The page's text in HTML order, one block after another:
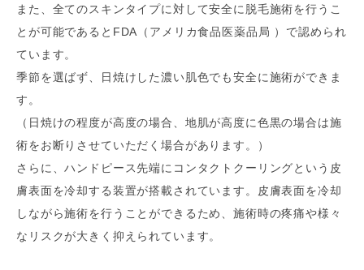
また、全てのスキンタイプに対して安全に脱毛施術を行うこ
とが可能であるとFDA（アメリカ食品医薬品局 ）で認められ
ています。
季節を選ばず、日焼けした濃い肌色でも安全に施術ができま
す。
（日焼けの程度が高度の場合、地肌が高度に色黒の場合は施
術をお断りさせていただく場合があります。）
さらに、ハンドピース先端にコンタクトクーリングという皮
膚表面を冷却する装置が搭載されています。皮膚表面を冷却
しながら施術を行うことができるため、施術時の疼痛や様々
なリスクが大きく抑えられています。